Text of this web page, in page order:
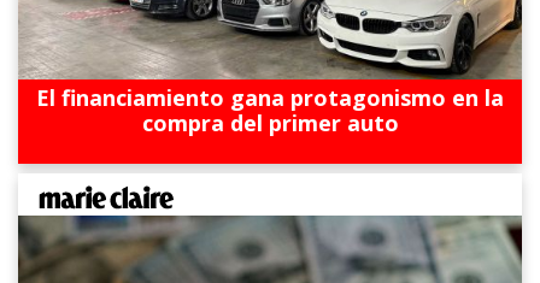
El financiamiento gana protagonismo en la
compra del primer auto